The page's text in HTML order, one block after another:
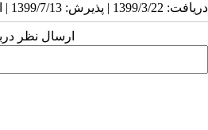
دریافت: 1399/3/22 | پذیرش: 1399/7/13 | انتشار: 1400/5/2
ارسال نظر